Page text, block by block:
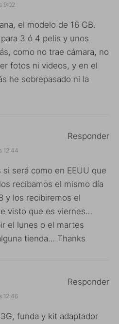
9:02
el modelo de 16 GB.
3 ó 4 pelis y unos
como no trae cámara, no
fotos ni videos, y en el
he sobrepasado ni la
12:44
si será como en EEUU que
recibamos el mismo día
y los recibiremos el
visto que es viernes…
el lunes o el martes
tienda… Thanks
Responder
12:46
funda y kit adaptador
Responder